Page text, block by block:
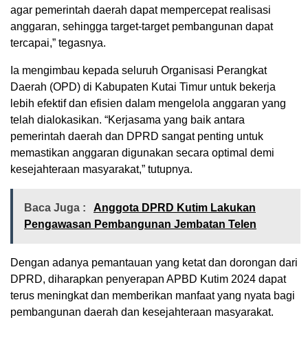
agar pemerintah daerah dapat mempercepat realisasi
anggaran, sehingga target-target pembangunan dapat
tercapai,” tegasnya.
Ia mengimbau kepada seluruh Organisasi Perangkat
Daerah (OPD) di Kabupaten Kutai Timur untuk bekerja
lebih efektif dan efisien dalam mengelola anggaran yang
telah dialokasikan. “Kerjasama yang baik antara
pemerintah daerah dan DPRD sangat penting untuk
memastikan anggaran digunakan secara optimal demi
kesejahteraan masyarakat,” tutupnya.
Baca Juga :
Anggota DPRD Kutim Lakukan
Pengawasan Pembangunan Jembatan Telen
Dengan adanya pemantauan yang ketat dan dorongan dari
DPRD, diharapkan penyerapan APBD Kutim 2024 dapat
terus meningkat dan memberikan manfaat yang nyata bagi
pembangunan daerah dan kesejahteraan masyarakat.